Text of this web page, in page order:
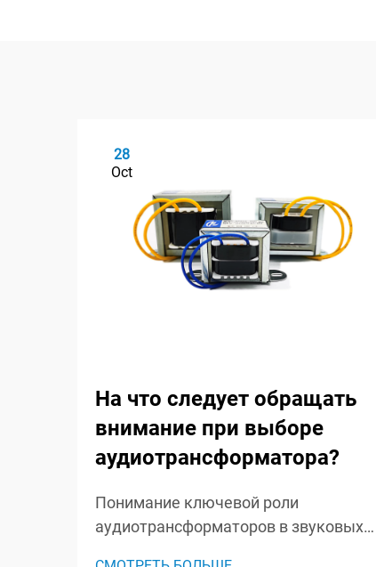
28
Oct
На что следует обращать
внимание при выборе
аудиотрансформатора?
Понимание ключевой роли
аудиотрансформаторов в звуковых